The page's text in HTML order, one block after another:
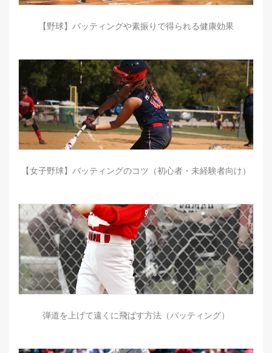
【野球】バッティングや素振りで得られる健康効果
【女子野球】バッティングのコツ（初心者・未経験者向け）
弾道を上げて遠くに飛ばす方法（バッティング）